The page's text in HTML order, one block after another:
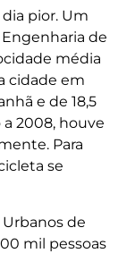
pior. Um
de
média
cidade em
e de 18,5
2008, houve
Para
se
Urbanos de
mil pessoas